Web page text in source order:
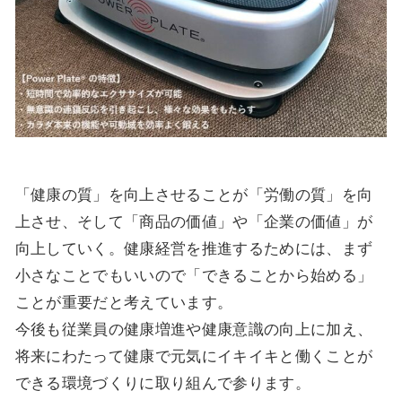
「健康の質」を向上させることが「労働の質」を向
上させ、そして「商品の価値」や「企業の価値」が
向上していく。健康経営を推進するためには、まず
小さなことでもいいので「できることから始める」
ことが重要だと考えています。
今後も従業員の健康増進や健康意識の向上に加え、
将来にわたって健康で元気にイキイキと働くことが
できる環境づくりに取り組んで参ります。